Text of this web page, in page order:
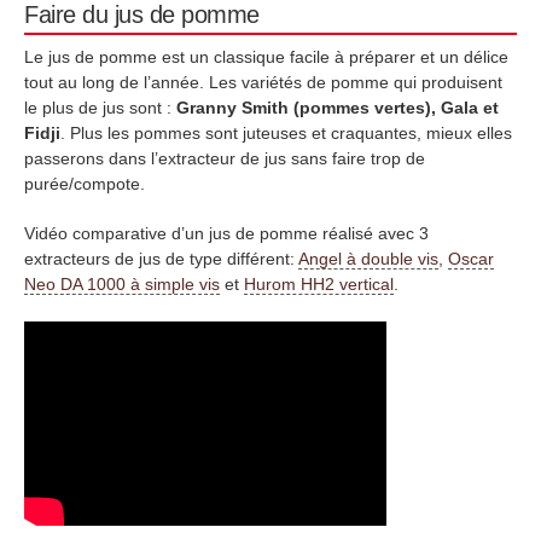
Faire du jus de pomme
Le jus de pomme est un classique facile à préparer et un délice
tout au long de l’année. Les variétés de pomme qui produisent
le plus de jus sont : Granny Smith (pommes vertes), Gala et
Fidji . Plus les pommes sont juteuses et craquantes, mieux elles
passerons dans l’extracteur de jus sans faire trop de
purée/compote.
Vidéo comparative d’un jus de pomme réalisé avec 3
extracteurs de jus de type différent: Angel à double vis Oscar
Neo DA 1000 à simple vis et Hurom HH2 vertical